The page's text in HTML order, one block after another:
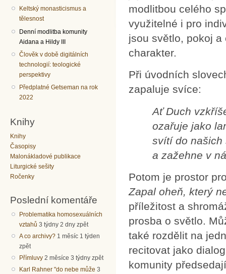
Keltský monasticismus a
tělesnost
Denní modlitba komunity
Aidana a Hildy III
Člověk v době digitálních
technologií: teologické
perspektivy
Předplatné Getseman na rok
2022
Knihy
Knihy
Časopisy
Malonákladové publikace
Liturgické sešity
Ročenky
Poslední komentáře
Problematika homosexuálních
vztahů 3 týdny 2 dny zpět
A co archivy? 1 měsíc 1 týden
zpět
Přímluvy 2 měsíce 3 týdny zpět
Karl Rahner "do nebe může 3
modlitbou celého
využitelné i pro
jsou světlo, pokoj
charakter.
Při úvodních
zapaluje svíce:
Ať Duch
ozařuje jako
svítí do našich
a zažehne v
Potom je prostor
Zapal oheň, který
příležitost a
prosba o světlo.
také rozdělit na
recitovat jako
komunity